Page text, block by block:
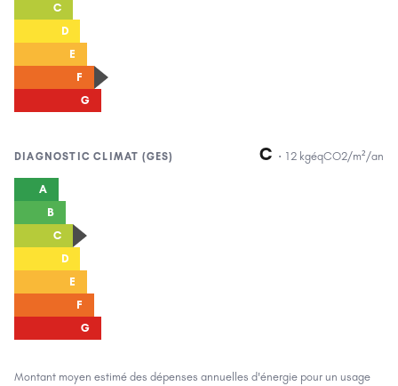
C
D
E
F
G
DIAGNOSTICCLIMAT (GES) C · 12 kgéqCO2/m²/an
A
B
C
D
E
F
G
Montant moyen estimé des dépenses annuelles d'énergie pour un usage